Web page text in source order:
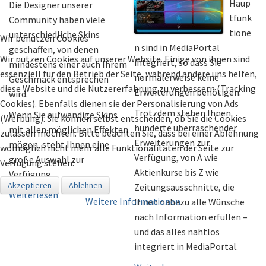
Die Designer unserer
Community haben viele
unterschiedliche Skins
geschaffen, von denen
mindestens einer auch Ihrem
Geschmack entsprechen
wird.
Wenn Sie aufwändige Skins
mit allen möglichen Effekten
mögen, steht Ihnen eine
große Auswahl zur
Verfügung.
Weiterlesen
Haup
tfunk
tione
n sind in MediaPortal
integriert, so dass Sie
normalerweise keine
Erweiterungen benötigen.
Trotzdem stehen Ihnen
hunderte überraschender
Erweiterungen zur
Verfügung, von A wie
Aktienkurse bis Z wie
Zeitungsausschnitte, die
Ihnen nahezu alle Wünsche
nach Information erfüllen –
und das alles nahtlos
integriert in MediaPortal.
Wir benutzen Cookies
Wir nutzen Cookies auf unserer Website. Einige von ihnen sind
essenziell für den Betrieb der Seite, während andere uns helfen,
diese Website und die Nutzererfahrung zu verbessern (Tracking
Cookies). Ebenfalls dienen sie der Personalisierung von Ads
(Werbung). Sie können selbst entscheiden, ob Sie die Cookies
zulassen möchten. Bitte beachten Sie, dass bei einer Ablehnung
womöglich nicht mehr alle Funktionalitäten der Seite zur
Verfügung stehen.
Akzeptieren Ablehnen
Weitere Informationen